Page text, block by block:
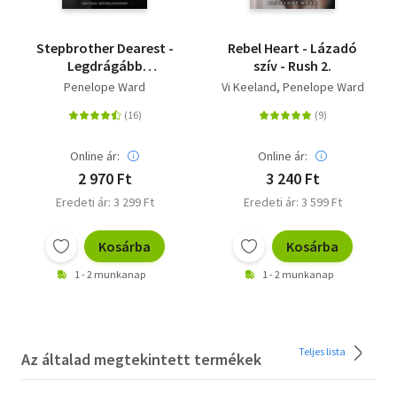
Stepbrother Dearest -
Legdrágább
mostohabátyám
Penelope Ward
Online ár:
2 970 Ft
Eredeti ár: 3 299 Ft
Kosárba
1 - 2 munkanap
Rebel Heart - Lázadó
szív - Rush 2.
Vi Keeland Penelope Ward
Online ár:
3 240 Ft
Eredeti ár: 3 599 Ft
Kosárba
1 - 2 munkanap
Az általad megtekintett termékek Teljes lista